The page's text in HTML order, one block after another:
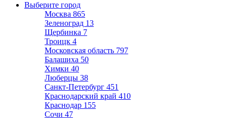
Выберите город
Москва 865
Зеленоград 13
Щербинка 7
Троицк 4
Московская область 797
Балашиха 50
Химки 40
Люберцы 38
Санкт-Петербург 451
Краснодарский край 410
Краснодар 155
Сочи 47